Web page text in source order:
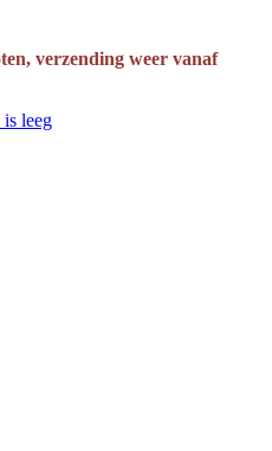
verzending weer vanaf
leeg